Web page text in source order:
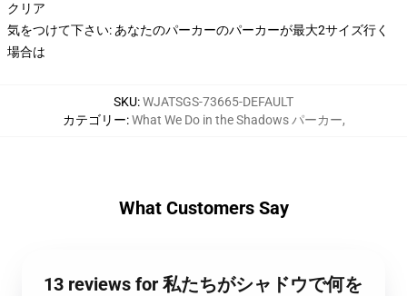
クリア
気をつけて下さい: あなたのパーカーのパーカーが最大2サイズ行く
場合は
SKU:WJATSGS-73665-DEFAULT
カテゴリー:What We Do in the Shadows パーカー,
What Customers Say
13 reviews for 私たちがシャドウで何を